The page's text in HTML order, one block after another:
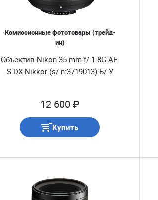
Комиссионные фототовары (трейд-
ин)
Объектив Nikon 35 mm f/ 1.8G AF-
S DX Nikkor (s/ n:3719013) Б/ У
12 600 ₽
Купить